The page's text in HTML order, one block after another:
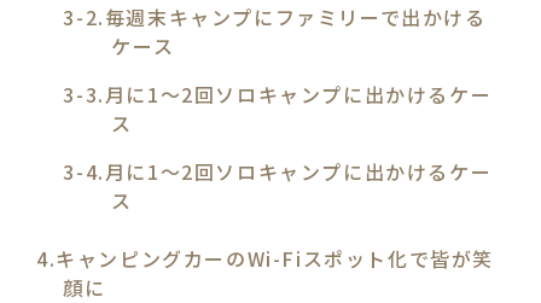
毎週末キャンプにファミリーで出かける
ケース
月に1～2回ソロキャンプに出かけるケー
ス
月に1～2回ソロキャンプに出かけるケー
ス
キャンピングカーのWi-Fiスポット化で皆が笑
顔に